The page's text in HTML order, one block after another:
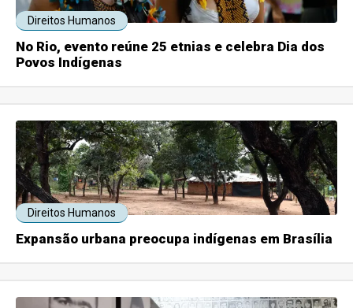
Direitos Humanos
No Rio, evento reúne 25 etnias e celebra Dia dos
Povos Indígenas
Direitos Humanos
Expansão urbana preocupa indígenas em Brasília